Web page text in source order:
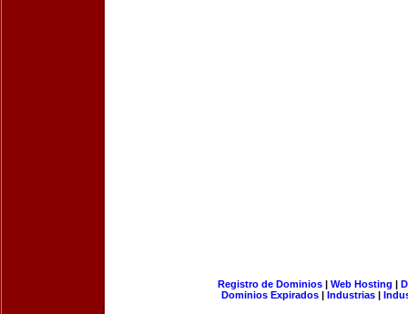
Registro de Dominios| Web Hosting |
Dominios Expirados | Industrias |